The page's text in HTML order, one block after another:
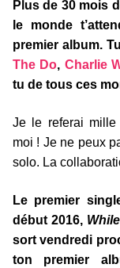
Plus de 30 mois
le monde
premier album.
The Do, Charlie
tu de tous ces
Je le referai mille
moi ! Je ne peux
solo. La
Le premier
début 2016,
sort vendredi
ton premier